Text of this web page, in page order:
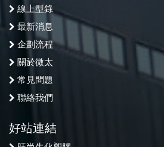
線上型錄
最新消息
企劃流程
關於微太
常見問題
聯絡我們
好站連結